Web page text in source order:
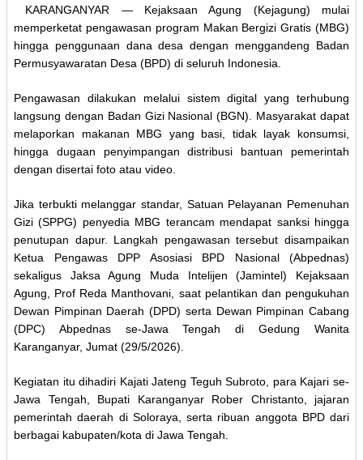
KARANGANYAR — Kejaksaan Agung (Kejagung) mulai
memperketat pengawasan program Makan Bergizi Gratis (MBG)
hingga penggunaan dana desa dengan menggandeng Badan
Permusyawaratan Desa (BPD) di seluruh Indonesia.
Pengawasan dilakukan melalui sistem digital yang terhubung
langsung dengan Badan Gizi Nasional (BGN). Masyarakat dapat
melaporkan makanan MBG yang basi, tidak layak konsumsi,
hingga dugaan penyimpangan distribusi bantuan pemerintah
dengan disertai foto atau video.
Jika terbukti melanggar standar, Satuan Pelayanan Pemenuhan
Gizi (SPPG) penyedia MBG terancam mendapat sanksi hingga
penutupan dapur. Langkah pengawasan tersebut disampaikan
Ketua Pengawas DPP Asosiasi BPD Nasional (Abpednas)
sekaligus Jaksa Agung Muda Intelijen (Jamintel) Kejaksaan
Agung, Prof Reda Manthovani, saat pelantikan dan pengukuhan
Dewan Pimpinan Daerah (DPD) serta Dewan Pimpinan Cabang
(DPC) Abpednas se-Jawa Tengah di Gedung Wanita
Karanganyar, Jumat (29/5/2026).
Kegiatan itu dihadiri Kajati Jateng Teguh Subroto, para Kajari se-
Jawa Tengah, Bupati Karanganyar Rober Christanto, jajaran
pemerintah daerah di Soloraya, serta ribuan anggota BPD dari
berbagai kabupaten/kota di Jawa Tengah.